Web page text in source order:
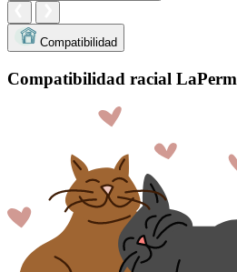
Compatibilidad
Compatibilidad racial LaPerm